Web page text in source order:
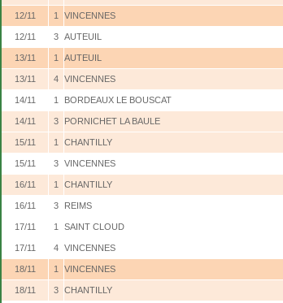
12/11 1 VINCENNES
12/11 3 AUTEUIL
13/11 1 AUTEUIL
13/11 4 VINCENNES
14/11 1 BORDEAUX LE BOUSCAT
14/11 3 PORNICHET LA BAULE
15/11 1 CHANTILLY
15/11 3 VINCENNES
16/11 1 CHANTILLY
16/11 3 REIMS
17/11 1 SAINT CLOUD
17/11 4 VINCENNES
18/11 1 VINCENNES
18/11 3 CHANTILLY